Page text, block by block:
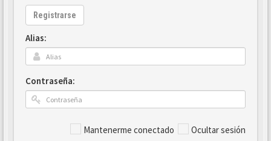
Registrarse
Alias:
Contraseña:
Mantenerme conectado Ocultar sesión